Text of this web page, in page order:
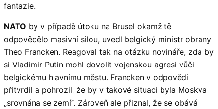
fantazie.
NATO by v případě útoku na Brusel okamžitě
odpovědělo masivní silou, uvedl belgický ministr obrany
Theo Francken. Reagoval tak na otázku novináře, zda by
si Vladimir Putin mohl dovolit vojenskou agresi vůči
belgickému hlavnímu městu. Francken v odpovědi
přitvrdil a pohrozil, že by v takové situaci byla Moskva
„srovnána se zemí“. Zároveň ale přiznal, že se obává